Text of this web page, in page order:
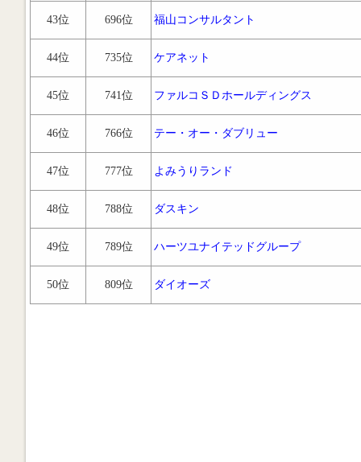
43位 696位 福山コンサルタント
44位 735位 ケアネット
45位 741位 ファルコＳＤホールディングス
46位 766位 テー・オー・ダブリュー
47位 777位 よみうりランド
48位 788位 ダスキン
49位 789位 ハーツユナイテッドグループ
50位 809位 ダイオーズ